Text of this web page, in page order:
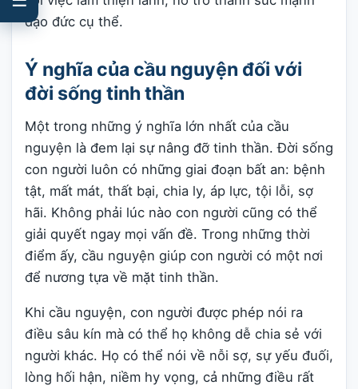
đạo đức cụ thể.
Ý nghĩa của cầu nguyện đối với
đời sống tinh thần
Một trong những ý nghĩa lớn nhất của cầu
nguyện là đem lại sự nâng đỡ tinh thần. Đời sống
con người luôn có những giai đoạn bất an: bệnh
tật, mất mát, thất bại, chia ly, áp lực, tội lỗi, sợ
hãi. Không phải lúc nào con người cũng có thể
giải quyết ngay mọi vấn đề. Trong những thời
điểm ấy, cầu nguyện giúp con người có một nơi
để nương tựa về mặt tinh thần.
Khi cầu nguyện, con người được phép nói ra
điều sâu kín mà có thể họ không dễ chia sẻ với
người khác. Họ có thể nói về nỗi sợ, sự yếu đuối,
lòng hối hận, niềm hy vọng, cả những điều rất